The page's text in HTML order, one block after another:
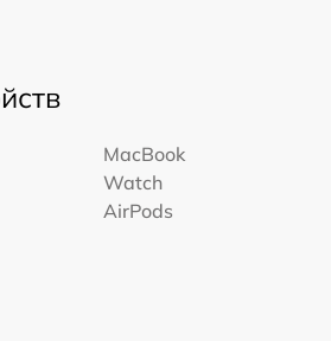
MacBook
Watch
AirPods